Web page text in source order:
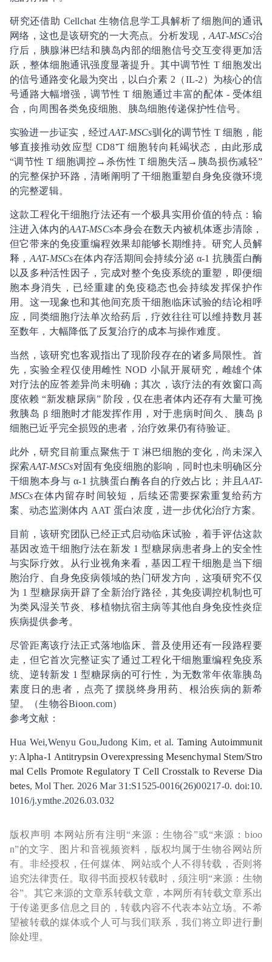
研究还借助 Cellchat 生物信息学工具解析了细胞间的通讯
网络，这也是该研究的一大亮点。分析发现， AAT-MSCs治
疗后，胰腺淋巴结和胰岛内部的细胞信号交互变得更加活
跃，整体细胞通讯强度显著提升。其中调节性 T 细胞发出
的信号通路变化最为突出，以白介素 2（IL-2）为核心的信
号通路大幅增强，调节性 T 细胞通过丰富的配体 - 受体组
合，向周围各类免疫细胞、胰岛细胞传递保护性信号。
实验进一步证实，经过AAT-MSCs驯化的调节性 T 细胞，能
够直接推动效应型 CD8⁺T 细胞转向耗竭状态，由此形成
“调节性 T 细胞调控→杀伤性 T 细胞失活→胰岛损伤减轻”
的完整保护环路，清晰阐明了干细胞重塑自身免疫微环境
的完整逻辑。
这款工程化干细胞疗法还有一个极具实用价值的特点：输
注进入体内的AAT-MSCs本身会在数天内被机体逐步清除，
但它带来的免疫重编程效果却能够长期维持。研究人员解
释， AAT-MSCs在体内存活期间会持续分泌 α-1 抗胰蛋白酶
以及多种活性因子，完成对整个免疫系统的重塑，即便细
胞本身消失，已经重建的免疫稳态也会持续发挥保护作
用。这一现象也和其他间充质干细胞临床试验的结论相呼
应，同类细胞疗法单次给药后，疗效往往可以维持数月甚
至数年，大幅降低了反复治疗的成本与操作难度。
当然，该研究也客观指出了现阶段存在的诸多局限性。首
先，实验全程仅使用雌性 NOD 小鼠开展研究，雌雄个体
对疗法的应答差异尚未明确；其次，该疗法的有效窗口高
度依赖 “新发糖尿病” 阶段，仅在患者体内还存有大量可挽
救胰岛 β 细胞时才能发挥作用，对于患病时间久、胰岛 β
细胞已近乎完全损毁的患者，治疗效果仍有待验证。
此外，研究目前重点聚焦于 T 淋巴细胞的变化，尚未深入
探索AAT-MSCs对固有免疫细胞的影响，同时也未明确区分
干细胞本身与 α-1 抗胰蛋白酶各自的疗效占比；并且AAT-
MSCs在体内留存时间较短，后续还需要探索重复给药方
案、动态监测体内 AAT 蛋白浓度，进一步优化治疗方案。
目前，该研究团队已经正式启动临床试验，着手评估这款
基因改造干细胞疗法在新发 1 型糖尿病患者身上的安全性
与实际疗效。从行业视角来看，基因工程干细胞是当下细
胞治疗、自身免疫病领域的热门研发方向，这项研究不仅
为 1 型糖尿病开辟了全新治疗路径，其免疫调控机制也可
为类风湿关节炎、移植物抗宿主病等其他自身免疫性炎症
疾病提供参考。
尽管距离该疗法正式落地临床、普及使用还有一段路程要
走，但它首次完整证实了通过工程化干细胞重编程免疫系
统、逆转新发 1 型糖尿病的可行性，为无数常年依靠胰岛
素度日的患者，点亮了摆脱终身用药、根治疾病的新希
望。（生物谷Bioon.com）
参考文献：
Hua Wei,Wenyu Gou,Judong Kim, et al. Taming Autoimmunit
y: Alpha-1 Antitrypsin Overexpressing Mesenchymal Stem/Stro
mal Cells Promote Regulatory T Cell Crosstalk to Reverse Dia
betes, Mol Ther. 2026 Mar 31:S1525-0016(26)00217-0. doi:10.
1016/j.ymthe.2026.03.032
版权声明 本网站所有注明“来源：生物谷”或“来源：bioo
n”的文字、图片和音视频资料，版权均属于生物谷网站所
有。非经授权，任何媒体、网站或个人不得转载，否则将
追究法律责任。取得书面授权转载时，须注明“来源：生物
谷”。其它来源的文章系转载文章，本网所有转载文章系出
于传递更多信息之目的，转载内容不代表本站立场。不希
望被转载的媒体或个人可与我们联系，我们将立即进行删
除处理。